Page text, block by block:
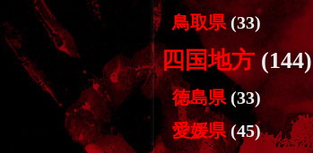
鳥取県 (33)
四国地方(144)
徳島県(33)
愛媛県(45)